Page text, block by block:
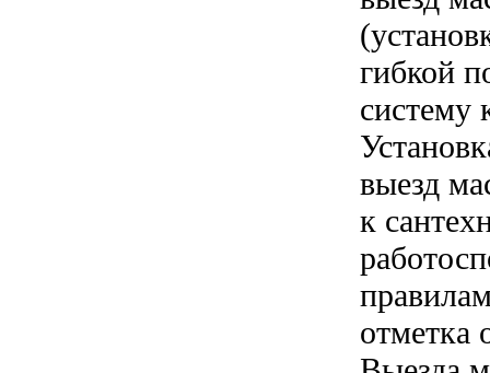
гибкой
систему
выезд
к
отметка